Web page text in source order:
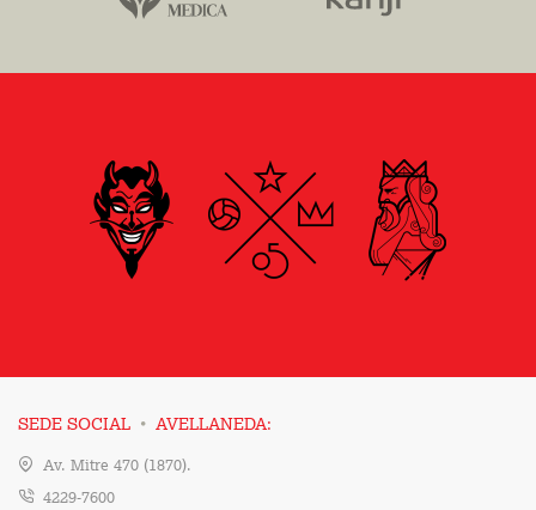
SEDE SOCIAL · AVELLANEDA:
Av. Mitre 470 (1870).
4229-7600